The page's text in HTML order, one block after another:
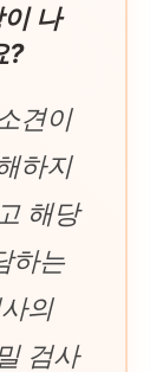
나
?
견이
하지
해당
하는
의
검사